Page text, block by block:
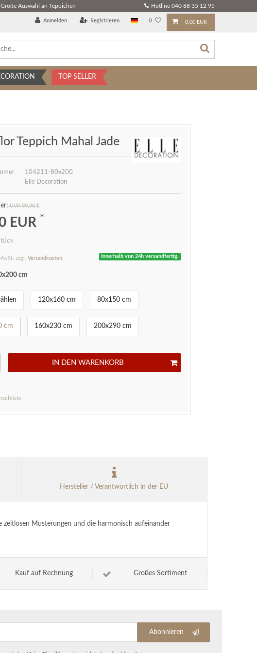
Große Auswahl an Teppichen Hotline 040 88 35 12 95
Anmelden Registrieren 0 0,00 EUR
TOP SELLER
Teppich Mahal Jade
104211-80x200
Elle Decoration
UVP 99,90 €
EUR *
zzgl. Versandkosten Innerhalb von 24h versandfertig.
cm
120x160 cm 80x150 cm
cm 160x230 cm 200x290 cm
IN DEN WARENKORB
Hersteller / Verantwortlich in der EU
Musterungen und die harmonisch aufeinander
Kauf auf Rechnung Großes Sortiment
Abonnieren